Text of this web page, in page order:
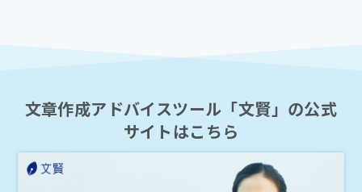
文章作成アドバイスツール「文賢」の公式
サイトはこちら